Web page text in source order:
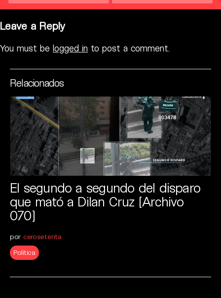
Leave a Reply
You must be logged in to post a comment.
Relacionados
El segundo a segundo del disparo
que mató a Dilan Cruz [Archivo
070]
por cerosetenta
Política